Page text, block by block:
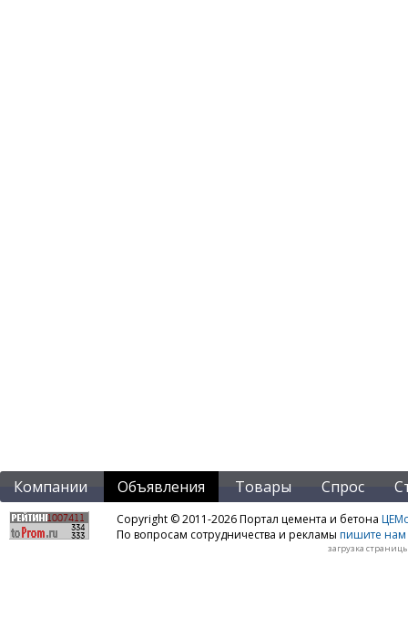
Компании Объявления Товары Спрос
Copyright © 2011-2026 Портал цемента и бетона
По вопросам сотрудничества и рекламы пишите нам
загрузка